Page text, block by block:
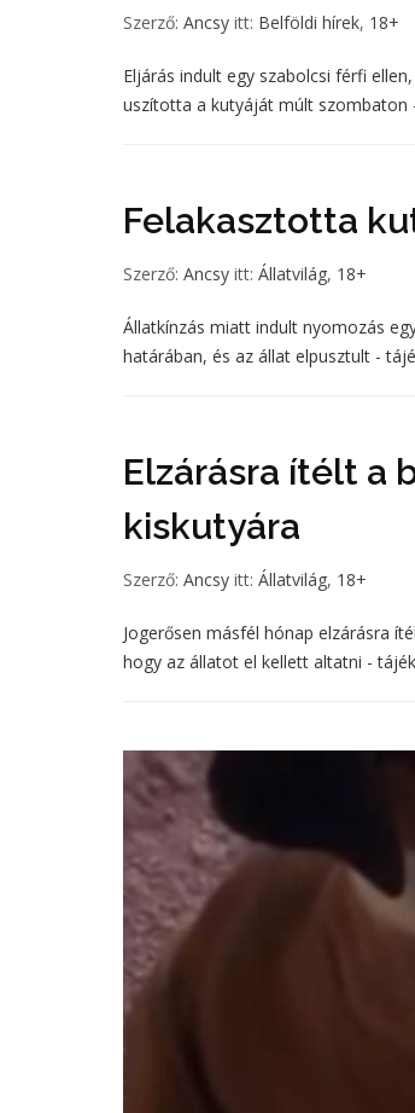
Szerző: Ancsy itt: Belföldi hírek, 18+
Eljárás indult egy szabolcsi férfi
uszította a kutyáját múlt szombaton
Felakasztotta
Szerző: Ancsy itt: Állatvilág, 18+
Állatkínzás miatt indult nyomozás
határában, és az állat elpusztult -
Elzárásra ítélt a
kiskutyára
Szerző: Ancsy itt: Állatvilág, 18+
Jogerősen másfél hónap elzárásra
hogy az állatot el kellett altatni -